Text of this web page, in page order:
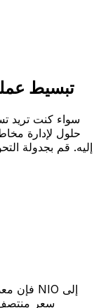
تبسيط
سواء كنت تريد
حلول لإدارة